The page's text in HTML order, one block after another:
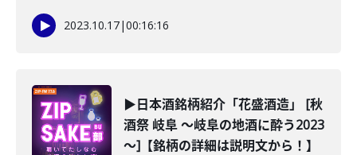
2023.10.17|00:16:16
▶日本酒銘柄紹介「花盛酒造」 [秋
酒祭 岐阜 ～岐阜の地酒に酔う2023
～]【銘柄の詳細は説明文から！】